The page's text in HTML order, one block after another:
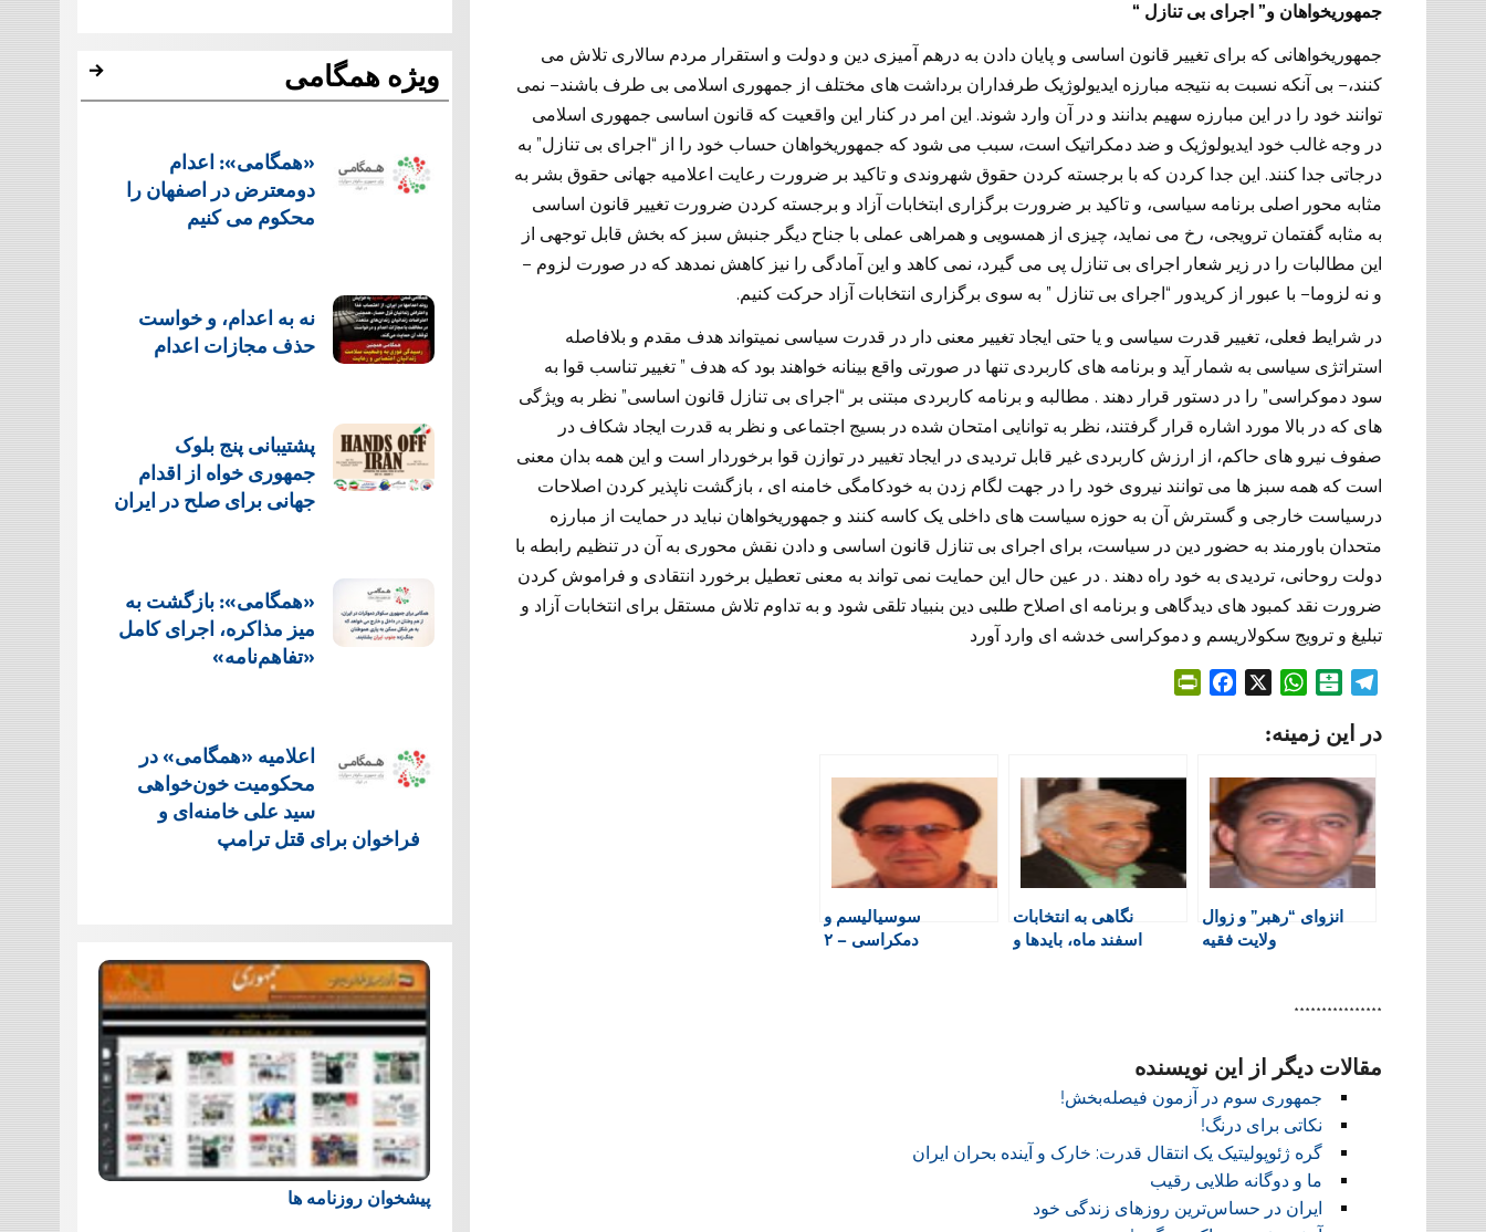
جمهوریخواهان و” اجرای بی تنازل “
جمهوریخواهانی که برای تغییر قانون اساسی و پایان دادن به درهم آمیزی دین و دولت و استقرار مردم سالاری تلاش می
کنند،– بی آنکه نسبت به نتیجه مبارزه ایدیولوژیک طرفداران برداشت های مختلف از جمهوری اسلامی بی طرف باشند– نمی
توانند خود را در این مبارزه سهیم بدانند و در آن وارد شوند. این امر در کنار این واقعیت که قانون اساسی جمهوری اسلامی
در وجه غالب خود ایدیولوژیک و ضد دمکراتیک است، سبب می شود که جمهوریخواهان حساب خود را از “اجرای بی تنازل” به
درجاتی جدا کنند. این جدا کردن که با برجسته کردن حقوق شهروندی و تاکید بر ضرورت رعایت اعلامیه جهانی حقوق بشر به
مثابه محور اصلی برنامه سیاسی، و تاکید بر ضرورت برگزاری ابتخابات آزاد و برجسته کردن ضرورت تغییر قانون اساسی
به مثابه گفتمان ترویجی، رخ می نماید، چیزی از همسویی و همراهی عملی با جناح دیگر جنبش سبز که بخش قابل توجهی از
این مطالبات را در زیر شعار اجرای بی تنازل پی می گیرد، نمی کاهد و این آمادگی را نیز کاهش نمدهد که در صورت لزوم –
و نه لزوما– با عبور از کریدور “اجرای بی تنازل ” به سوی برگزاری انتخابات آزاد حرکت کنیم.
در شرایط فعلی، تغییر قدرت سیاسی و یا حتی ایجاد تغییر معنی دار در قدرت سیاسی نمیتواند هدف مقدم و بلافاصله
استراتژی سیاسی به شمار آید و برنامه های کاربردی تنها در صورتی واقع بینانه خواهند بود که هدف ” تغییر تناسب قوا به
سود دموکراسی” را در دستور قرار دهند . مطالبه و برنامه کاربردی مبتنی بر “اجرای بی تنازل قانون اساسی” نظر به ویژگی
های که در بالا مورد اشاره قرار گرفتند، نظر به توانایی امتحان شده در بسیج اجتماعی و نظر به قدرت ایجاد شکاف در
صفوف نیرو های حاکم، از ارزش کاربردی غیر قابل تردیدی در ایجاد تغییر در توازن قوا برخوردار است و این همه بدان معنی
است که همه سبز ها می توانند نیروی خود را در جهت لگام زدن به خودکامگی خامنه ای ، بازگشت ناپذیر کردن اصلاحات
درسیاست خارجی و گسترش آن به حوزه سیاست های داخلی یک کاسه کنند و جمهوریخواهان نباید در حمایت از مبارزه
متحدان باورمند به حضور دین در سیاست، برای اجرای بی تنازل قانون اساسی و دادن نقش محوری به آن در تنظیم رابطه با
دولت روحانی، تردیدی به خود راه دهند . در عین حال این حمایت نمی تواند به معنی تعطیل برخورد انتقادی و فراموش کردن
ضرورت نقد کمبود های دیدگاهی و برنامه ای اصلاح طلبی دین بنبیاد تلقی شود و به تداوم تلاش مستقل برای انتخابات آزاد و
تبلیغ و ترویج سکولاریسم و دموکراسی خدشه ای وارد آورد
l
g
r
a
m
l
t
a
r
i
n
W
a
s
A
p
p
o
k
i
e
در این زمینه:
انزوای “رهبر” و زوال
ولایت فقیه
نگاهی به انتخابات
اسفند ماه، بایدها و
سوسیالیسم و
دمکراسی – ۲
****************
مقالات دیگر از این نویسنده
جمهوری سوم در آزمون فیصله‌بخش!
نکاتی برای درنگ!
گره ژئوپولیتیک یک انتقال قدرت: خارک و آینده بحران ایران
ما و دوگانه طلایی رقیب
ایران در حساس‌ترین روزهای زندگی خود
ویژه همگامی
«همگامی»: اعدام
دومعترض در اصفهان را
محکوم می کنیم
نه به اعدام، و خواست
حذف مجازات اعدام
پشتيبانی پنج بلوک
جمهوری خواه از اقدام
جهانی برای صلح در ایران
«همگامی»: بازگشت به
میز مذاکره، اجرای کامل
«تفاهم‌نامه»
اعلامیه «همگامی» در
محکومیت خون‌خواهی
سید علی خامنه‌ای و
فراخوان برای قتل ترامپ
پیشخوان روزنامه ها